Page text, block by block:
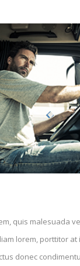
+1 212-226-3127
quis malesuada
lorem, porttitor
donec